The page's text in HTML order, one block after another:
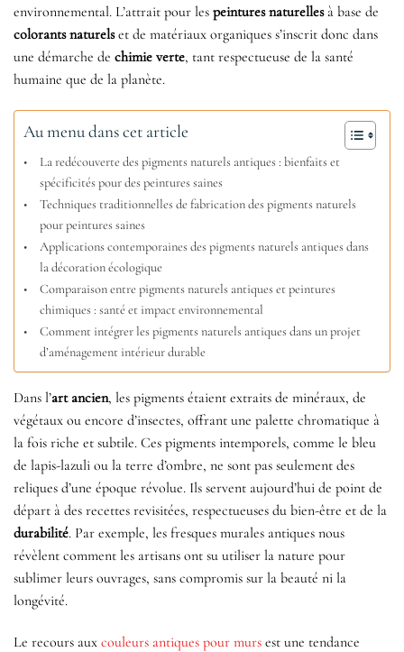
environnemental. L’attrait pour les peintures naturellesà base de
colorants naturelset de matériaux organiques s’inscrit donc dans
une démarche de chimie verte, tant respectueuse de la santé
humaine que de la planète.
Au menu dans cet article
La redécouverte des pigments naturels antiques : bienfaits et
spécificités pour des peintures saines
Techniques traditionnelles de fabrication des pigments naturels
pour peintures saines
Applications contemporaines des pigments naturels antiques dans
la décoration écologique
Comparaison entre pigments naturels antiques et peintures
chimiques : santé et impact environnemental
Comment intégrer les pigments naturels antiques dans un projet
d’aménagement intérieur durable
Dans l’art ancien, les pigments étaient extraits de minéraux, de
végétaux ou encore d’insectes, offrant une palette chromatique à
la fois riche et subtile. Ces pigments intemporels, comme le bleu
de lapis-lazuli ou la terre d’ombre, ne sont pas seulement des
reliques d’une époque révolue. Ils servent aujourd’hui de point de
départ à des recettes revisitées, respectueuses du bien-être et de la
durabilité. Par exemple, les fresques murales antiques nous
révèlent comment les artisans ont su utiliser la nature pour
sublimer leurs ouvrages, sans compromis sur la beauté ni la
longévité.
Le recours aux couleurs antiques pour murs est une tendance